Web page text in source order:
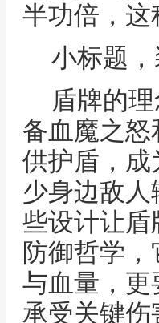
半功倍，
小标题
盾牌的
备血魔之
供护盾，成
少身边敌
些设计让
防御哲学
与血量，
承受关键伤